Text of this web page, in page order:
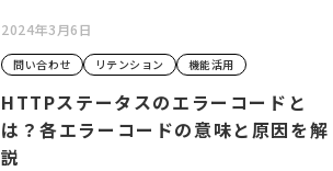
2024年3月6日
問い合わせ リテンション 機能活用
HTTPステータスのエラーコードと
は？各エラーコードの意味と原因を解
説